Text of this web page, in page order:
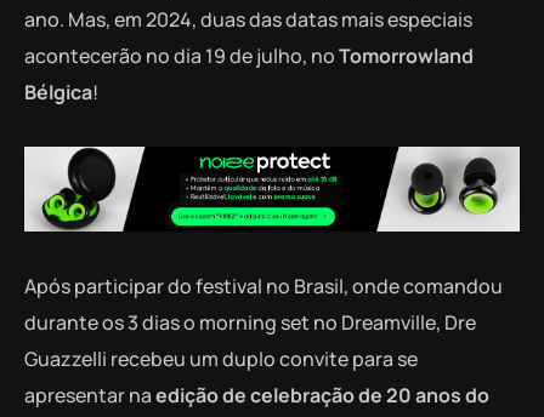
ano. Mas, em 2024, duas das datas mais especiais
acontecerão no dia 19 de julho, noTomorrowland
Bélgica!
Após participar do festival no Brasil, onde comandou
durante os 3 dias o morning set no Dreamville, Dre
Guazzelli recebeu um duplo convite para se
apresentar naedição de celebração de 20 anos do